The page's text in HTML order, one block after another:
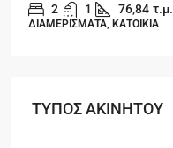
2 1 76,84 τ.μ.
ΔΙΑΜΕΡΙΣΜΑΤΑ, ΚΑΤΟΙΚΙΑ
ΤΥΠΟΣ ΑΚΙΝΗΤΟΥ